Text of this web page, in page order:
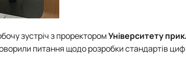
зустріч з проректоромУніверситету
питання щодо розробки стандартів